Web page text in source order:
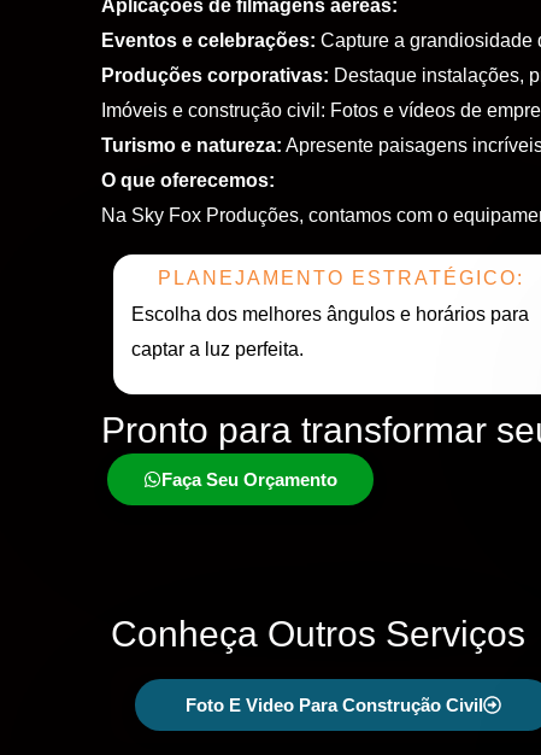
Aplicações de filmagens aéreas:
Eventos e celebrações: Capture a grandiosidade
Produções corporativas: Destaque instalações,
Imóveis e construção civil: Fotos e vídeos de
Turismo e natureza: Apresente paisagens
O que oferecemos:
Na Sky Fox Produções, contamos com o
PLANEJAMENTO ESTRATÉGICO:
Escolha dos melhores ângulos e horários para
captar a luz perfeita.
Pronto para transformar
Faça Seu Orçamento
Conheça Outros Serviços
Foto E Video Para Construção Civil